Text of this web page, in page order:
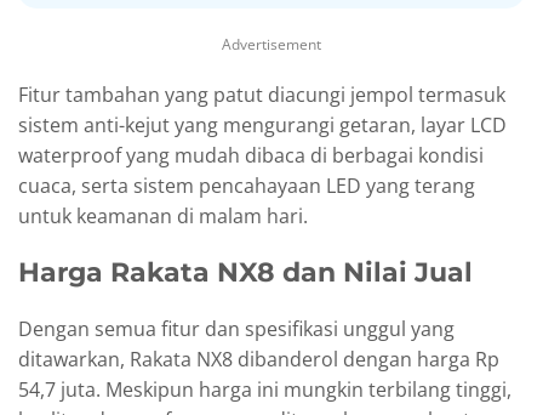
Advertisement
Fitur tambahan yang patut diacungi jempol termasuk
sistem anti-kejut yang mengurangi getaran, layar LCD
waterproof yang mudah dibaca di berbagai kondisi
cuaca, serta sistem pencahayaan LED yang terang
untuk keamanan di malam hari.
Harga Rakata NX8 dan Nilai Jual
Dengan semua fitur dan spesifikasi unggul yang
ditawarkan, Rakata NX8 dibanderol dengan harga Rp
54,7 juta. Meskipun harga ini mungkin terbilang tinggi,